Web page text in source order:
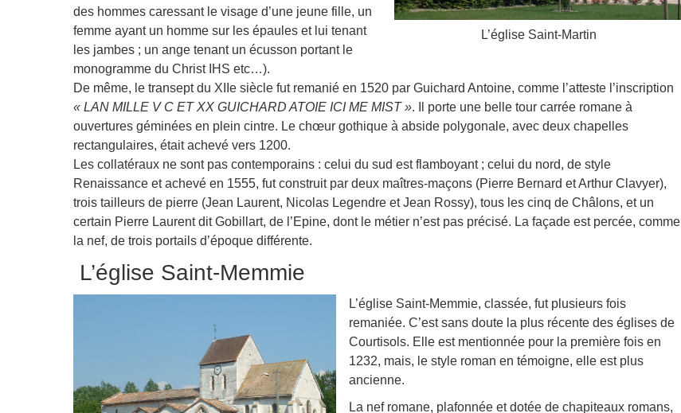
L’église Saint-Martin
des hommes caressant le visage d’une jeune fille, un
femme ayant un homme sur les épaules et lui tenant
les jambes ; un ange tenant un écusson portant le
monogramme du Christ IHS etc…).
De même, le transept du XII e siècle fut remanié en 1520 par Guichard Antoine, comme l’atteste l’inscription
« LAN MILLE V C ET XX GUICHARD ATOIE ICI ME MIST ». Il porte une belle tour carrée romane à
ouvertures géminées en plein cintre. Le chœur gothique à abside polygonale, avec deux chapelles
rectangulaires, était achevé vers 1200.
Les collatéraux ne sont pas contemporains : celui du sud est flamboyant ; celui du nord, de style
Renaissance et achevé en 1555, fut construit par deux maîtres-maçons (Pierre Bernard et Arthur Clavyer),
trois tailleurs de pierre (Jean Laurent, Nicolas Legendre et Jean Rossy), tous les cinq de Châlons, et un
certain Pierre Laurent dit Gobillart, de l’Epine, dont le métier n’est pas précisé. La façade est percée, comme
la nef, de trois portails d’époque différente.
L’église Saint-Memmie
L’église Saint-Memmie, classée, fut plusieurs fois
remaniée. C’est sans doute la plus récente des églises de
Courtisols. Elle est mentionnée pour la première fois en
1232, mais, le style roman en témoigne, elle est plus
ancienne.
La nef romane, plafonnée et dotée de chapiteaux romans,